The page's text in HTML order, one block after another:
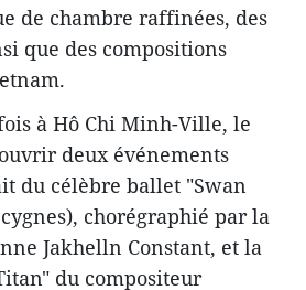
de chambre raffinées, des
que des compositions
à Hô Chi Minh-Ville, le
deux événements
du célèbre ballet "Swan
chorégraphié par la
Jakhelln Constant, et la
du compositeur